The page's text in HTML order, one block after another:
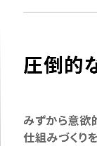
圧倒的
みずから意欲
仕組みづくり